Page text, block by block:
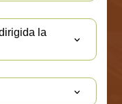
la